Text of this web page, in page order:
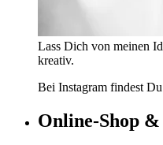
Lass Dich von meinen
kreativ.
Bei Instagram findest
Online-Shop